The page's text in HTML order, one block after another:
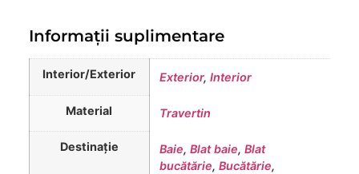
Informații suplimentare
Interior/Exterior Exterior, Interior
Material Travertin
Destinație Baie, Blat baie, Blat
bucătărie, Bucătărie,